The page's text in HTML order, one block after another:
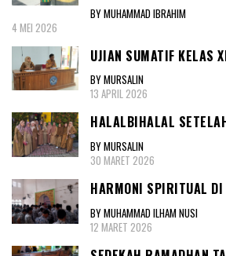
BY MUHAMMAD IBRAHIM
4 MEI 2026
UJIAN SUMATIF KELAS
BY MURSALIN
13 APRIL 2026
HALALBIHALAL
BY MURSALIN
30 MARET 2026
HARMONI SPIRITUAL DI
BY MUHAMMAD ILHAM NUSI
12 MARET 2026